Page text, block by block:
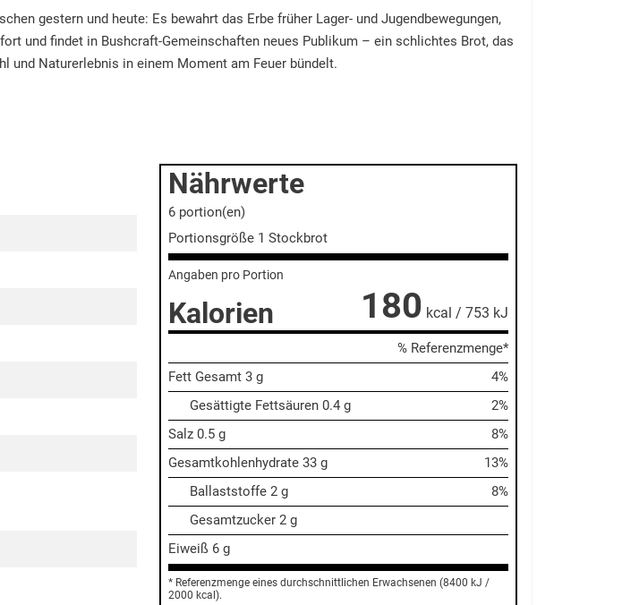
gestern und heute: Es bewahrt das Erbe früher Lager- und Jugendbewegungen,
und findet in Bushcraft-Gemeinschaften neues Publikum – ein schlichtes Brot, das
und Naturerlebnis in einem Moment am Feuer bündelt.
Nährwerte
6 portion(en)
Portionsgröße 1 Stockbrot
Angaben pro Portion
Kalorien 180 kcal / 753 kJ
% Referenzmenge*
Fett Gesamt3 g
4%
Gesättigte Fettsäuren 0.4 g
2%
Salz0.5 g
8%
Gesamtkohlenhydrate33 g
13%
Ballaststoffe 2 g
8%
Gesamtzucker 2 g
Eiweiß6 g
* Referenzmenge eines durchschnittlichen Erwachsenen (8400 kJ /
2000 kcal).